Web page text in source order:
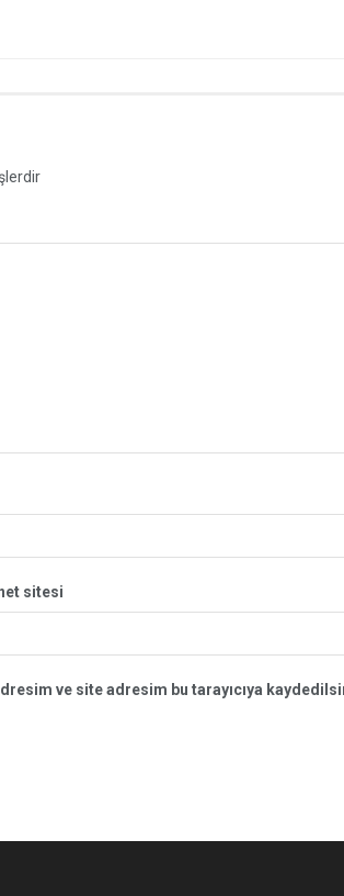
sitesi
ve site adresim bu tarayıcıya